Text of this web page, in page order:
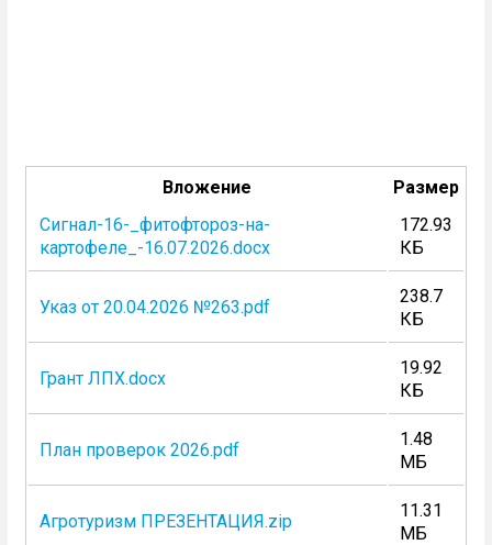
Вложение
Размер
Сигнал-16-_фитофтороз-на-
картофеле_-16.07.2026.docx
172.93
КБ
Указ от 20.04.2026 №263.pdf
238.7
КБ
Грант ЛПХ.docx
19.92
КБ
План проверок 2026.pdf
1.48
МБ
Агротуризм ПРЕЗЕНТАЦИЯ.zip
11.31
МБ